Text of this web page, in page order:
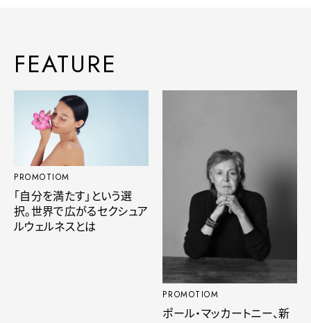
FEATURE
PROMOTIOM
「自分を満たす」という選
択。世界で広がるセクシュア
ルウェルネスとは
PROMOTIOM
ポール・マッカートニー、新